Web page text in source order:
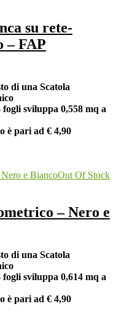
su rete-
FAP
di una Scatola
fogli sviluppa 0,558 mq a
è pari ad € 4,90
Out Of Stock
– Nero e
di una Scatola
fogli sviluppa 0,614 mq a
è pari ad € 4,90